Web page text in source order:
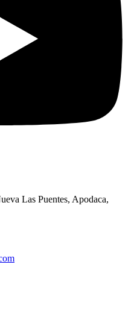
Las Puentes, Apodaca,